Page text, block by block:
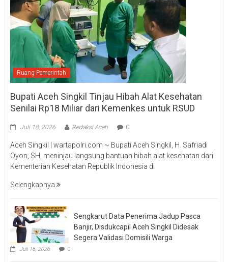
Ruang Pemerintah
Bupati Aceh Singkil Tinjau Hibah Alat Kesehatan
Senilai Rp18 Miliar dari Kemenkes untuk RSUD
Juli 18, 2026 Redaksi Aceh 0
Aceh Singkil | wartapolri.com ~ Bupati Aceh Singkil, H. Safriadi
Oyon, SH, meninjau langsung bantuan hibah alat kesehatan dari
Kementerian Kesehatan Republik Indonesia di
Selengkapnya
Sengkarut Data Penerima Jadup Pasca
Banjir, Disdukcapil Aceh Singkil Didesak
Segera Validasi Domisili Warga
Juli 16, 2026 0